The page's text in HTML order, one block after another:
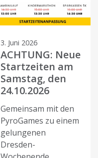
3. Juni 2026
ACHTUNG: Neue
Startzeiten am
Samstag, den
24.10.2026
Gemeinsam mit den
PyroGames zu einem
gelungenen
Dresden-